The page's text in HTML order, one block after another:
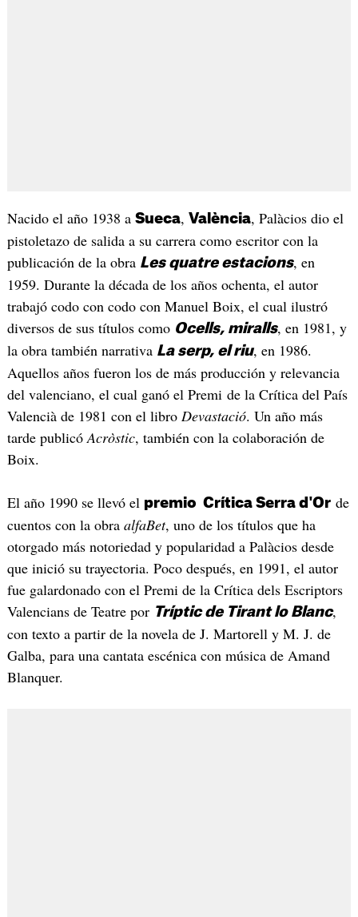
Nacido el año 1938 a Sueca, València, Palàcios dio el
pistoletazo de salida a su carrera como escritor con la
publicación de la obra Les quatre estacions, en
1959. Durante la década de los años ochenta, el autor
trabajó codo con codo con Manuel Boix, el cual ilustró
diversos de sus títulos como Ocells, miralls, en 1981, y
la obra también narrativa La serp, el riu, en 1986.
Aquellos años fueron los de más producción y relevancia
del valenciano, el cual ganó el Premi de la Crítica del País
Valencià de 1981 con el libro Devastació. Un año más
tarde publicóAcròstic, también con la colaboración de
Boix.
El año 1990 se llevó el premio Crítica Serra d'Orde
cuentos con la obra alfaBet, uno de los títulos que ha
otorgado más notoriedad y popularidad a Palàcios desde
que inició su trayectoria. Poco después, en 1991, el autor
fue galardonado con el Premi de la Crítica dels Escriptors
Valencians de Teatre por Tríptic de Tirant lo Blanc,
con texto a partir de la novela de J. Martorell y M. J. de
Galba, para una cantata escénica con música de Amand
Blanquer.